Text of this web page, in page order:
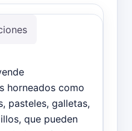
horneados como
pasteles, galletas,
que pueden